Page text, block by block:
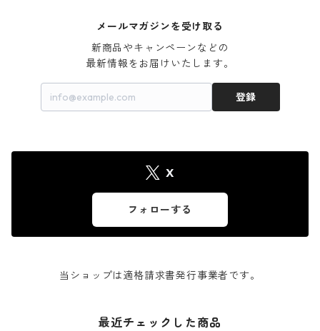
メールマガジンを受け取る
新商品やキャンペーンなどの
最新情報をお届けいたします。
登録
X
フォローする
当ショップは適格請求書発行事業者です。
最近チェックした商品